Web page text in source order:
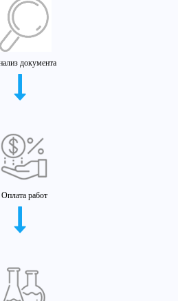
документа
Оплата работ